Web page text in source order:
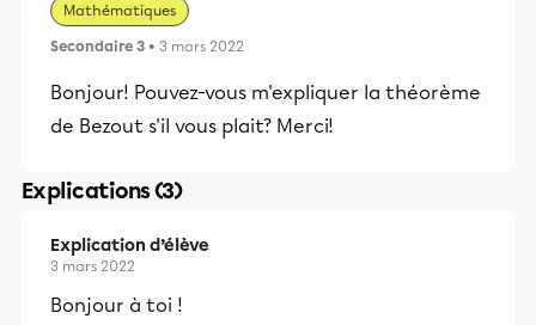
Mathématiques
Secondaire 3 • 3 mars 2022
Bonjour! Pouvez-vous m'expliquer la théorème
de Bezout s'il vous plait? Merci!
Explications (3)
Explication d’élève
3 mars 2022
Bonjour à toi !